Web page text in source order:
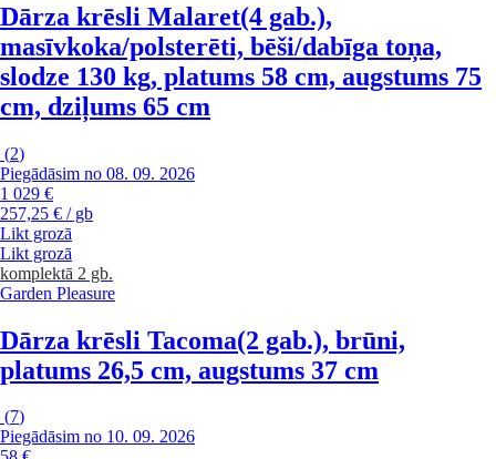
Dārza krēsli Malaret(4 gab.),
masīvkoka/polsterēti, bēši/dabīga toņa,
slodze 130 kg, platums 58 cm, augstums 75
cm, dziļums 65 cm
(2)
Piegādāsim no 08. 09. 2026
1 029 €
257,25 € / gb
Likt grozā
Likt grozā
komplektā 2 gb.
Garden Pleasure
Dārza krēsli Tacoma(2 gab.), brūni,
platums 26,5 cm, augstums 37 cm
(7)
Piegādāsim no 10. 09. 2026